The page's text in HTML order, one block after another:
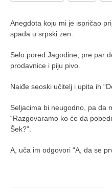
istorija karatea
bubishi
karate
kihon
naihanchi
kushanku
passai
temashiwari
nunchaku
tonfa
Anegdota koju mi je ispričao
spada u srpski zen.
Selo pored Jagodine, pre par
prodavnice i piju pivo.
Naiđe seoski učitelj i upita ih
Seljacima bi neugodno, pa da
“Razgovaramo ko će da
Šek?”.
A, uča im odgovori “A, da se